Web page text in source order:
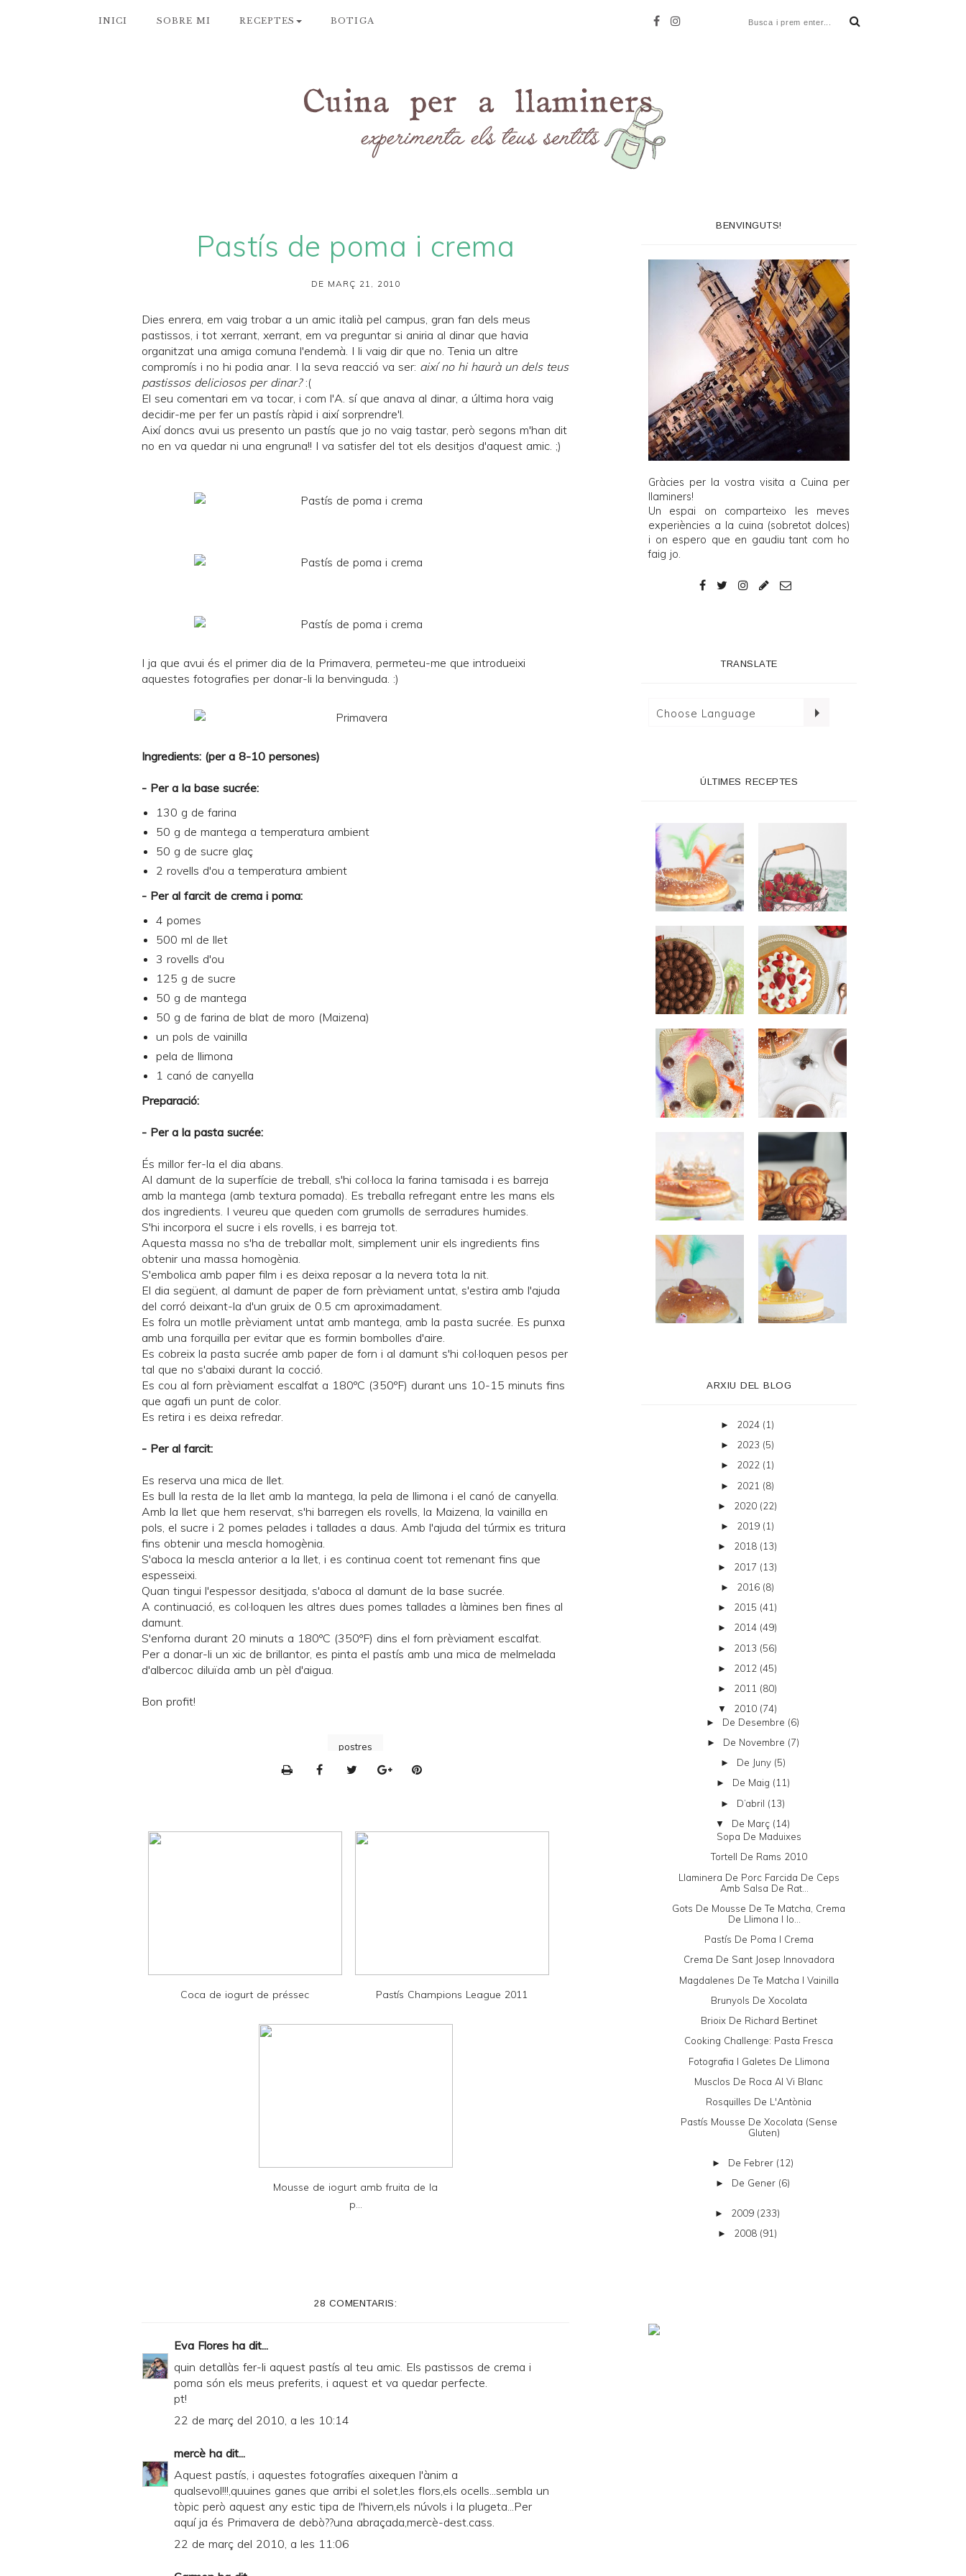
INICI SOBRE MI RECEPTES BOTIGA
Pastís de poma i crema
DE MARÇ 21, 2010
Dies enrera, em vaig trobar a un amic italià pel campus, gran fan dels meus
pastissos, i tot xerrant, xerrant, em va preguntar si aniria al dinar que havia
organitzat una amiga comuna l'endemà. I li vaig dir que no. Tenia un altre
compromís i no hi podia anar. I la seva reacció va ser: així no hi haurà un dels teus
pastissos deliciosos per dinar? :(
El seu comentari em va tocar, i com l'A. sí que anava al dinar, a última hora vaig
decidir-me per fer un pastís ràpid i així sorprendre'l.
Així doncs avui us presento un pastís que jo no vaig tastar, però segons m'han dit
no en va quedar ni una engruna!! I va satisfer del tot els desitjos d'aquest amic. ;)
I ja que avui és el primer dia de la Primavera, permeteu-me que introdueixi
aquestes fotografies per donar-li la benvinguda. :)
Ingredients: (per a 8-10 persones)
- Per a la base sucrée:
130 g de farina
50 g de mantega a temperatura ambient
50 g de sucre glaç
2 rovells d'ou a temperatura ambient
- Per al farcit de crema i poma:
4 pomes
500 ml de llet
3 rovells d'ou
125 g de sucre
50 g de mantega
50 g de farina de blat de moro (Maizena)
un pols de vainilla
pela de llimona
1 canó de canyella
Preparació:
- Per a la pasta sucrée:
És millor fer-la el dia abans.
Al damunt de la superfície de treball, s'hi col·loca la farina tamisada i es barreja
amb la mantega (amb textura pomada). Es treballa refregant entre les mans els
dos ingredients. I veureu que queden com grumolls de serradures humides.
S'hi incorpora el sucre i els rovells, i es barreja tot.
Aquesta massa no s'ha de treballar molt, simplement unir els ingredients fins
obtenir una massa homogènia.
S'embolica amb paper film i es deixa reposar a la nevera tota la nit.
El dia següent, al damunt de paper de forn prèviament untat, s'estira amb l'ajuda
del corró deixant-la d'un gruix de 0.5 cm aproximadament.
Es folra un motlle prèviament untat amb mantega, amb la pasta sucrée. Es punxa
amb una forquilla per evitar que es formin bombolles d'aire.
Es cobreix la pasta sucrée amb paper de forn i al damunt s'hi col·loquen pesos per
tal que no s'abaixi durant la cocció.
Es cou al forn prèviament escalfat a 180ºC (350ºF) durant uns 10-15 minuts fins
que agafi un punt de color.
Es retira i es deixa refredar.
- Per al farcit:
Es reserva una mica de llet.
Es bull la resta de la llet amb la mantega, la pela de llimona i el canó de canyella.
Amb la llet que hem reservat, s'hi barregen els rovells, la Maizena, la vainilla en
pols, el sucre i 2 pomes pelades i tallades a daus. Amb l'ajuda del túrmix es tritura
fins obtenir una mescla homogènia.
S'aboca la mescla anterior a la llet, i es continua coent tot remenant fins que
espesseixi.
Quan tingui l'espessor desitjada, s'aboca al damunt de la base sucrée.
A continuació, es col·loquen les altres dues pomes tallades a làmines ben fines al
damunt.
S'enforna durant 20 minuts a 180ºC (350ºF) dins el forn prèviament escalfat.
Per a donar-li un xic de brillantor, es pinta el pastís amb una mica de melmelada
d'albercoc diluïda amb un pèl d'aigua.
Bon profit!
postres
n
d
Coca de iogurt de préssec Pastís Champions League 2011
Mousse de iogurt amb fruita de la
p...
28 COMENTARIS:
Eva Flores ha dit...
quin detallàs fer-li aquest pastís al teu amic. Els pastissos de crema i
poma són els meus preferits, i aquest et va quedar perfecte.
pt!
22 de març del 2010, a les 10:14
mercè ha dit...
Aquest pastís, i aquestes fotografíes aixequen l'ànim a
qualsevol!!!,quuines ganes que arribi el solet,les flors,els ocells...sembla un
tòpic però aquest any estic tipa de l'hivern,els núvols i la plugeta...Per
aquí ja és Primavera de debò??una abraçada,mercè-dest.cass.
22 de març del 2010, a les 11:06
BENVINGUTS!
Gràcies per la vostra visita a Cuina per
llaminers!
Un espai on comparteixo les meves
experiències a la cuina (sobretot dolces)
i on espero que en gaudiu tant com ho
faig jo.
TRANSLATE
ÚLTIMES RECEPTES
ARXIU DEL BLOG
► 2024 (1)
► 2023 (5)
► 2022 (1)
► 2021 (8)
► 2020 (22)
► 2019 (1)
► 2018 (13)
► 2017 (13)
► 2016 (8)
► 2015 (41)
► 2014 (49)
► 2013 (56)
► 2012 (45)
► 2011 (80)
▼ 2010 (74)
► De Desembre (6)
► De Novembre (7)
► De Juny (5)
► De Maig (11)
► D’abril (13)
▼ De Març (14)
Sopa De Maduixes
Tortell De Rams 2010
Llaminera De Porc Farcida De Ceps
Amb Salsa De Rat...
Gots De Mousse De Te Matcha, Crema
De Llimona I Io...
Pastís De Poma I Crema
Crema De Sant Josep Innovadora
Magdalenes De Te Matcha I Vainilla
Brunyols De Xocolata
Brioix De Richard Bertinet
Cooking Challenge: Pasta Fresca
Fotografia I Galetes De Llimona
Musclos De Roca Al Vi Blanc
Rosquilles De L'Antònia
Pastís Mousse De Xocolata (sense
Gluten)
► De Febrer (12)
► De Gener (6)
► 2009 (233)
► 2008 (91)